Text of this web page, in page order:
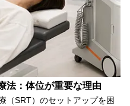
法：体位が重要な理由
（SRT）のセットアップを困